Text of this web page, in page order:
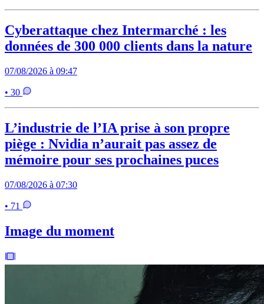
Cyberattaque chez Intermarché : les
données de 300 000 clients dans la nature
07/08/2026 à 09:47
• 30
L’industrie de l’IA prise à son propre
piège : Nvidia n’aurait pas assez de
mémoire pour ses prochaines puces
07/08/2026 à 07:30
• 71
Image du moment